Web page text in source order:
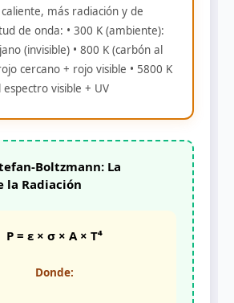
más radiación y de
de onda: • 300 K (ambiente):
(invisible) • 800 K (carbón al
cercano + rojo visible • 5800 K
espectro visible + UV
Boltzmann: La
la Radiación
P = ε × σ × A × T⁴
Donde: